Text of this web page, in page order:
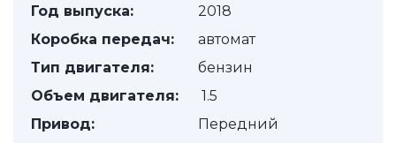
Год выпуска:
2018
Коробка передач:
автомат
Тип двигателя:
бензин
Объем двигателя:
1.5
Привод:
Передний